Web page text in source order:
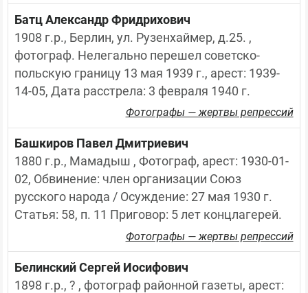
Батц Александр Фридрихович
1908 г.р., Берлин, ул. Рузенхаймер, д.25. ,
фотограф. Нелегально перешел советско-
польскую границу 13 мая 1939 г., арест: 1939-
14-05, Дата расстрела: 3 февраля 1940 г.
Фотографы — жертвы репрессий
Башкиров Павел Дмитриевич
1880 г.р., Мамадыш , Фотограф, арест: 1930-01-
02, Обвинение: член организации Союз
русского народа / Осуждение: 27 мая 1930 г.
Статья: 58, п. 11 Приговор: 5 лет концлагерей.
Фотографы — жертвы репрессий
Белинский Сергей Иосифович
1898 г.р., ? , фотограф районной газеты, арест: